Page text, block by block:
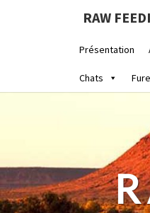
RAW
Présentation
Chats